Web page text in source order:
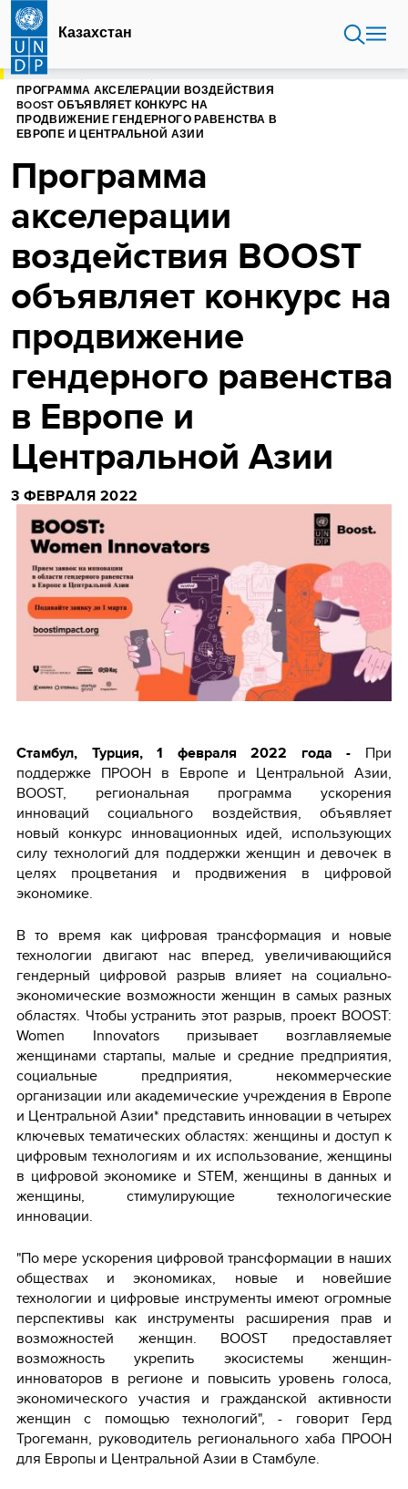
Перейти
основному
содержанию
Казахстан
ГЛАВНАЯ
ПРОГРАММА АКСЕЛЕРАЦИИ ВОЗДЕЙСТВИЯ
BOOST ОБЪЯВЛЯЕТ КОНКУРС НА
ПРОДВИЖЕНИЕ ГЕНДЕРНОГО РАВЕНСТВА В
ЕВРОПЕ И ЦЕНТРАЛЬНОЙ АЗИИ
Программа
акселерации
воздействия BOOST
объявляет конкурс на
продвижение
гендерного равенства
в Европе и
Центральной Азии
3 ФЕВРАЛЯ 2022
Стамбул, Турция, 1 февраля 2022 года - При
поддержке ПРООН в Европе и Центральной Азии,
BOOST, региональная программа ускорения
инноваций социального воздействия, объявляет
новый конкурс инновационных идей, использующих
силу технологий для поддержки женщин и девочек в
целях процветания и продвижения в цифровой
экономике.
В то время как цифровая трансформация и новые
технологии двигают нас вперед, увеличивающийся
гендерный цифровой разрыв влияет на социально-
экономические возможности женщин в самых разных
областях. Чтобы устранить этот разрыв, проект BOOST:
Women Innovators призывает возглавляемые
женщинами стартапы, малые и средние предприятия,
социальные предприятия, некоммерческие
организации или академические учреждения в Европе
и Центральной Азии* представить инновации в четырех
ключевых тематических областях: женщины и доступ к
цифровым технологиям и их использование, женщины
в цифровой экономике и STEM, женщины в данных и
женщины, стимулирующие технологические
инновации.
"По мере ускорения цифровой трансформации в наших
обществах и экономиках, новые и новейшие
технологии и цифровые инструменты имеют огромные
перспективы как инструменты расширения прав и
возможностей женщин. BOOST предоставляет
возможность укрепить экосистемы женщин-
инноваторов в регионе и повысить уровень голоса,
экономического участия и гражданской активности
женщин с помощью технологий", - говорит Герд
Трогеманн, руководитель регионального хаба ПРООН
для Европы и Центральной Азии в Стамбуле.